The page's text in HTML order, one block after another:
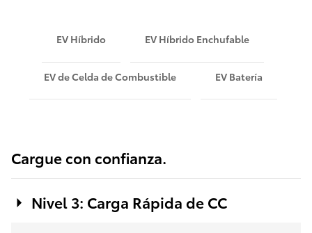
EV Híbrido EV Híbrido Enchufable
EV de Celda de Combustible EV Batería
Cargue con confianza.
Nivel 3: Carga Rápida de CC